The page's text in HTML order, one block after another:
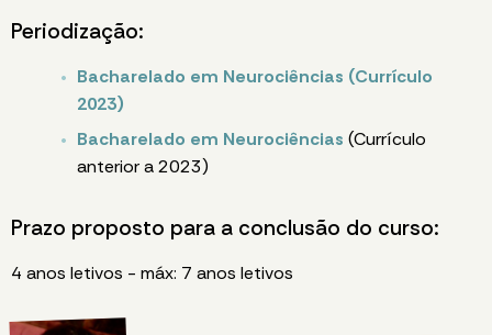
Periodização:
Bacharelado em Neurociências (Currículo
2023)
Bacharelado em Neurociências (Currículo
anterior a 2023)
Prazo proposto para a conclusão do curso:
4 anos letivos - máx: 7 anos letivos